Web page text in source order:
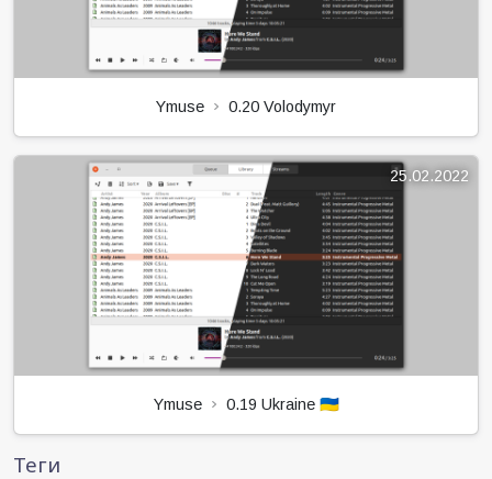
Ymuse 0.20 Volodymyr
25.02.2022
Ymuse 0.19 Ukraine 🇺🇦
Теги